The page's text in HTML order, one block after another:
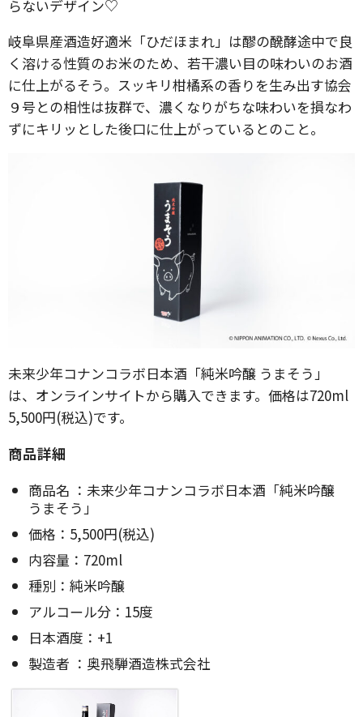
らないデザイン♡
岐阜県産酒造好適米「ひだほまれ」は醪の醗酵途中で良
く溶ける性質のお米のため、若干濃い目の味わいのお酒
に仕上がるそう。スッキリ柑橘系の香りを生み出す協会
９号との相性は抜群で、濃くなりがちな味わいを損なわ
ずにキリッとした後口に仕上がっているとのこと。
未来少年コナンコラボ日本酒「純米吟醸 うまそう」
は、オンラインサイトから購入できます。価格は720ml
5,500円(税込)です。
商品詳細
商品名 ：未来少年コナンコラボ日本酒「純米吟醸
うまそう」
価格：5,500円(税込)
内容量：720ml
種別：純米吟醸
アルコール分：15度
日本酒度：+1
製造者 ：奥飛騨酒造株式会社